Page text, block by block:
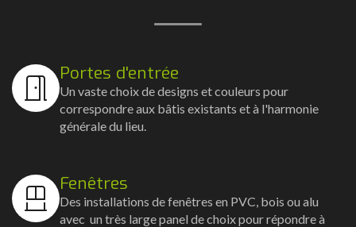
Portes d'entrée
Un vaste choix de designs et couleurs pour
correspondre aux bâtis existants et à l'harmonie
générale du lieu.
Fenêtres
Des installations de fenêtres en PVC, bois ou alu
avec un très large panel de choix pour répondre à